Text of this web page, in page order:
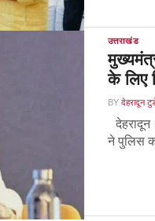
उत्तराखंड
के लिए
BY देहरादून
ने पुलिस